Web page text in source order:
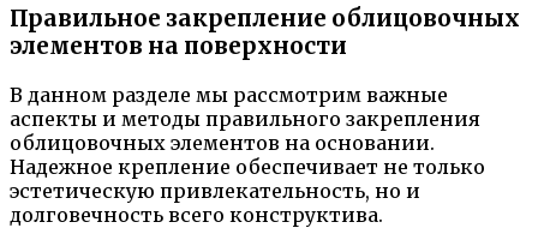
Правильное закрепление облицовочных
элементов на поверхности
В данном разделе мы рассмотрим важные
аспекты и методы правильного закрепления
облицовочных элементов на основании.
Надежное крепление обеспечивает не только
эстетическую привлекательность, но и
долговечность всего конструктива.